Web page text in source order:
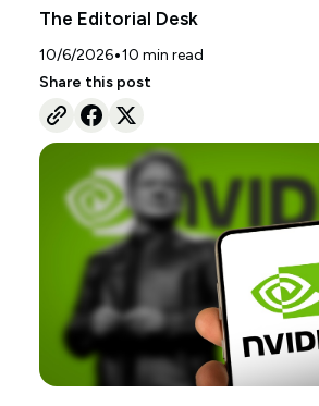
The Editorial Desk
10/6/2026•10 min read
Share this post